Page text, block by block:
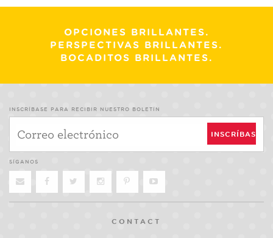
OPCIONES BRILLANTES.
PERSPECTIVAS BRILLANTES.
BOCADITOS BRILLANTES.
INSCRÍBASE PARA RECIBIR NUESTRO BOLETÍN
SÍGANOS
CONTACT